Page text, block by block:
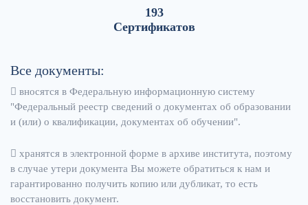
193
Сертификатов
Все документы:
вносятся в Федеральную информационную систему
"Федеральный реестр сведений о документах об образовании
и (или) о квалификации, документах об обучении".
хранятся в электронной форме в архиве института, поэтому
в случае утери документа Вы можете обратиться к нам и
гарантированно получить копию или дубликат, то есть
восстановить документ.